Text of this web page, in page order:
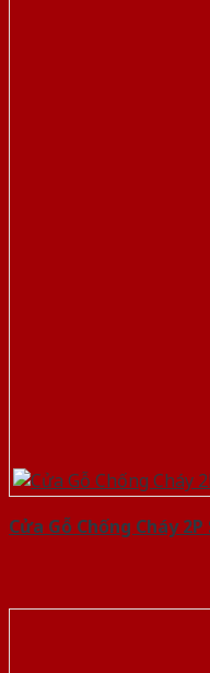
Cửa Gỗ Chống Cháy